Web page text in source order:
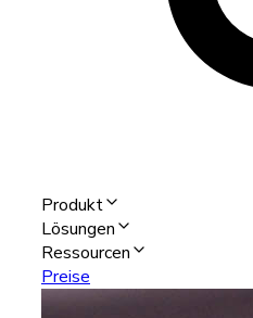
Produkt
Lösungen
Ressourcen
Preise